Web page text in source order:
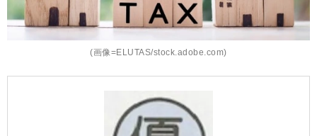
(画像=ELUTAS/stock.adobe.com)